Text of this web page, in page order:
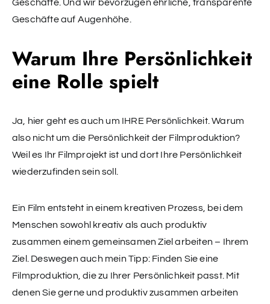
Geschäfte. Und wir bevorzugen ehrliche, transparente
Geschäfte auf Augenhöhe.
Warum Ihre Persönlichkeit
eine Rolle spielt
Ja, hier geht es auch um IHRE Persönlichkeit. Warum
also nicht um die Persönlichkeit der Filmproduktion?
Weil es Ihr Filmprojekt ist und dort Ihre Persönlichkeit
wiederzufinden sein soll.
Ein Film entsteht in einem kreativen Prozess, bei dem
Menschen sowohl kreativ als auch produktiv
zusammen einem gemeinsamen Ziel arbeiten – Ihrem
Ziel. Deswegen auch mein Tipp: Finden Sie eine
Filmproduktion, die zu Ihrer Persönlichkeit passt. Mit
denen Sie gerne und produktiv zusammen arbeiten